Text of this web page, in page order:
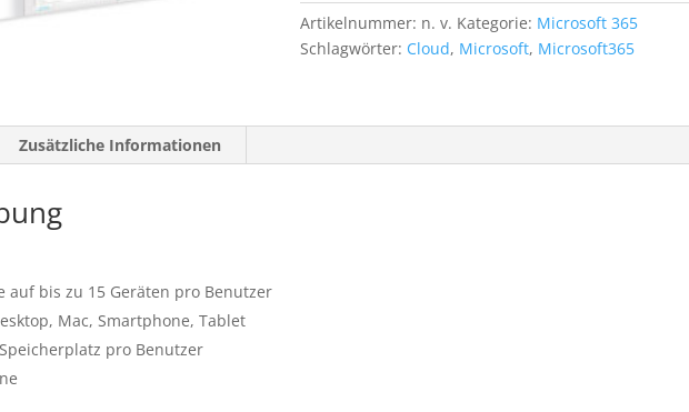
Menge
Artikelnummer: n. v. Kategorie: Microsoft 365
Schlagwörter: Cloud, Microsoft, Microsoft365
Zusätzliche Informationen
auf bis zu 15 Geräten pro Benutzer
Mac, Smartphone, Tablet
pro Benutzer